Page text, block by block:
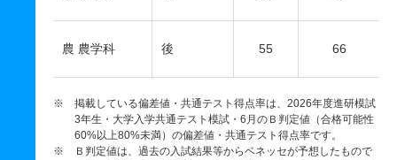
農 農学科 後 55 66
※ 掲載している偏差値・共通テスト得点率は、2026年度進研模試
3年生・大学入学共通テスト模試・6月のＢ判定値（合格可能性
60%以上80%未満）の偏差値・共通テスト得点率です。
※ Ｂ判定値は、過去の入試結果等からベネッセが予想したもので